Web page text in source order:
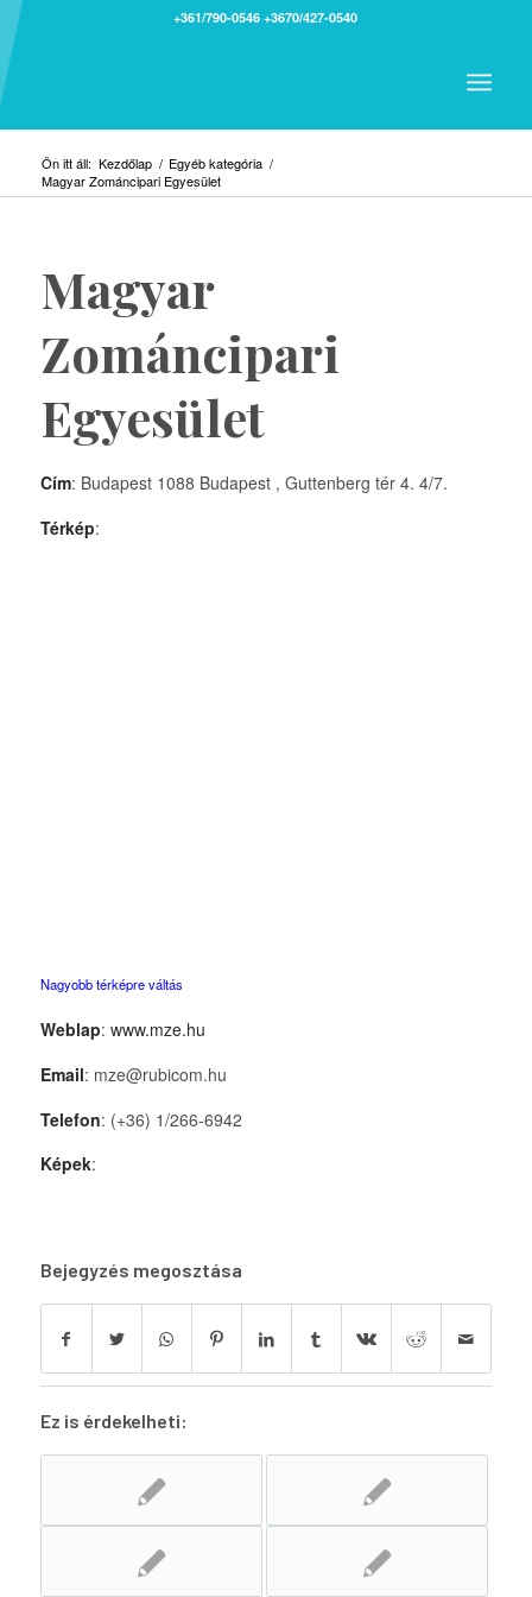
+361/790-0546 +3670/427-0540
Ön itt áll: Kezdőlap / Egyéb kategória /
Magyar Zománcipari Egyesület
Magyar
Zománcipari
Egyesület
Cím: Budapest 1088 Budapest , Guttenberg tér 4. 4/7.
Térkép:
Nagyobb térképre váltás
Weblap: www.mze.hu
Email: mze@rubicom.hu
Telefon: (+36) 1/266-6942
Képek:
Bejegyzés megosztása
Ez is érdekelheti: